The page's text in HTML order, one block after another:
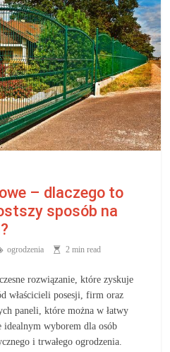
– dlaczego to
sposób na
ogrodzenia 2 min read
rozwiązanie, które zyskuje
właścicieli posesji, firm oraz
paneli, które można w łatwy
idealnym wyborem dla osób
i trwałego ogrodzenia.